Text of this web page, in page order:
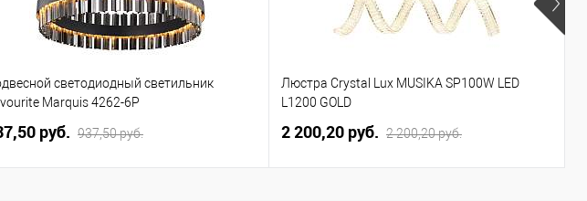
светодиодный светильник
Marquis 4262-6P
pуб. 937,50 pуб.
Люстра Crystal Lux MUSIKA SP100W LED
L1200 GOLD
2 200,20 pуб. 2 200,20 pуб.